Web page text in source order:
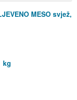
MESO svjež,
kg